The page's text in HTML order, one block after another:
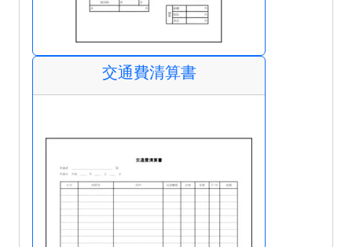
交通費清算書